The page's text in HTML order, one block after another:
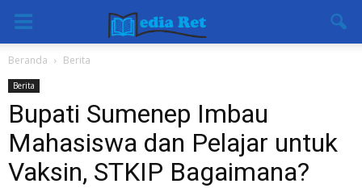
Beranda Berita
Berita
Bupati Sumenep Imbau
Mahasiswa dan Pelajar untuk
Vaksin, STKIP Bagaimana?